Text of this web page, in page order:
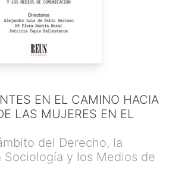
EN EL CAMINO HACIA
LAS MUJERES EN EL
del Derecho, la
Sociología y los Medios de